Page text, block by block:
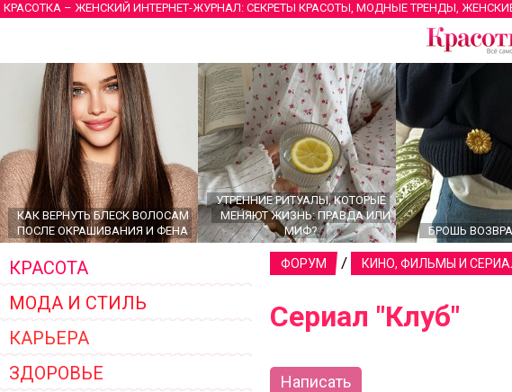
КРАСОТКА – ЖЕНСКИЙ ИНТЕРНЕТ-ЖУРНАЛ: СЕКРЕТЫ КРАСОТЫ, МОДНЫЕ ТРЕНДЫ,
КАК ВЕРНУТЬ БЛЕСК ВОЛОСАМ
ПОСЛЕ ОКРАШИВАНИЯ И ФЕНА
УТРЕННИЕ РИТУАЛЫ, КОТОРЫЕ
МЕНЯЮТ ЖИЗНЬ: ПРАВДА ИЛИ
МИФ?
БРОШЬ
КРАСОТА
МОДА И СТИЛЬ
КАРЬЕРА
ЗДОРОВЬЕ
ФОРУМ / КИНО, ФИЛЬМЫ И
Сериал "Клуб"
Написать